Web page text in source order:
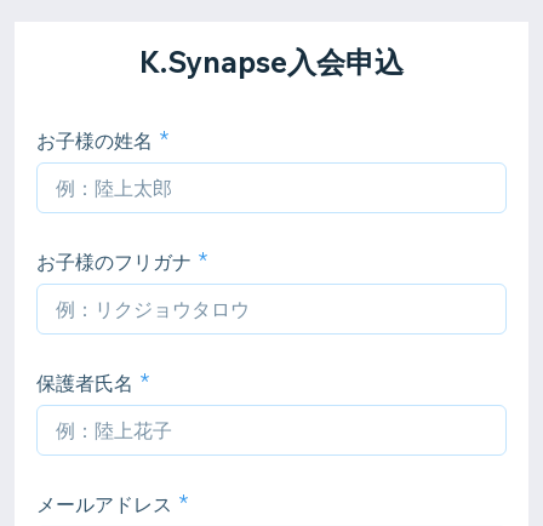
K.Synapse入会申込
お子様の姓名
お子様のフリガナ
保護者氏名
メールアドレス